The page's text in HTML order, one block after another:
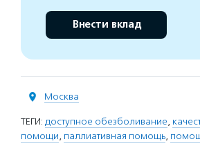
Внести вклад
Москва
ТЕГИ: доступное обезболивание,
помощи, паллиативная помощь,